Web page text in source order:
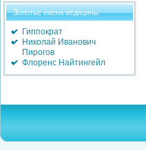
Золотые имена медицины
Гиппократ
Николай Иванович
Пирогов
Флоренс Найтингейл